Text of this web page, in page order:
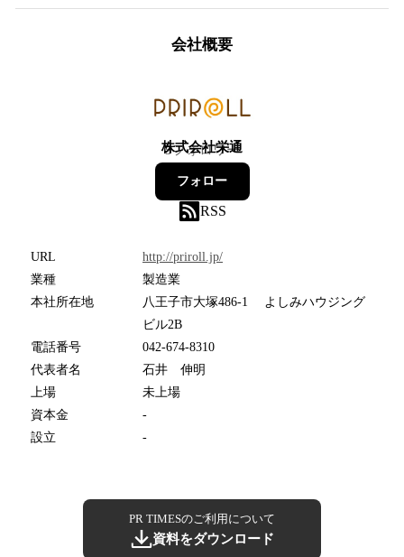
会社概要
株式会社栄通
5フォロワー
フォロー
RSS
URL
http://priroll.jp/
業種
製造業
本社所在地
八王子市大塚486-1 よしみハウジング
ビル2B
電話番号
042-674-8310
代表者名
石井 伸明
上場
未上場
資本金
-
設立
-
PR TIMESのご利用について
資料をダウンロード